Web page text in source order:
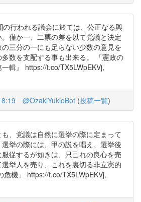
行われる議会に於ては、公正なる輿
僅か一、二票の差を以て党議と決定
三分の一にも足らない少数の意見を
数を支配する事も出来る。 「憲政の
輯』 https://t.co/TX5LWpEKVj,
@OzakiYukioBot (投稿一覧)
、党議は自然に選挙の際に定まって
挙の際には、甲の説を唱え、選挙後
従するが如きは、只己れの良心を売
挙人を売り、これを裏切る非立憲的
危機」 https://t.co/TX5LWpEKVj,